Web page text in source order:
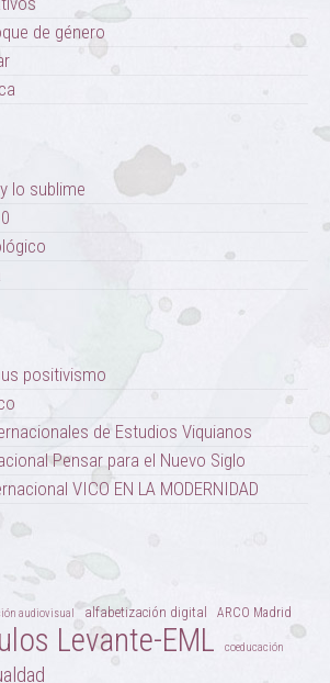
de género
lo sublime
positivismo
de Estudios Viquianos
Pensar para el Nuevo Siglo
VICO EN LA MODERNIDAD
audiovisual alfabetización digital ARCO Madrid
Levante-EML coeducación